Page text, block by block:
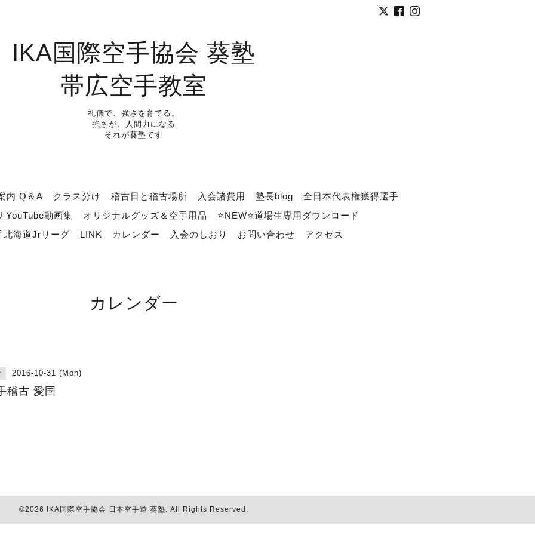
IKA国際空手協会 葵塾
帯広空手教室
礼儀で、強さを育てる。
強さが、人間力になる
それが葵塾です
内 Q＆A クラス分け 稽古日と稽古場所 入会諸費用 塾長blog
全日本代表権獲得選手
YouTube動画集
オリジナルグッズ＆空手用品
⭐NEW⭐道場生専用ダウンロード
北海道Jrリーグ
LINK カレンダー 入会のしおり お問い合わせ アクセス
カレンダー
2016-10-31 (Mon)
稽古 愛国
©2026 IKA国際空手協会 日本空手道 葵塾. All Rights Reserved.